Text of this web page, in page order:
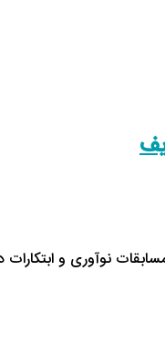
نوآوری و